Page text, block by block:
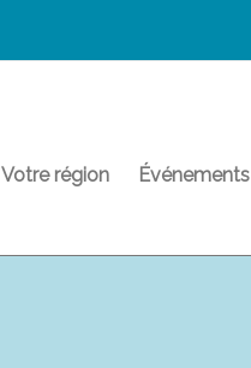
Votre région Événements